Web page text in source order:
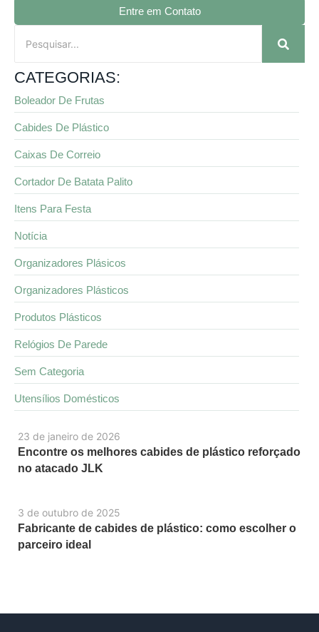
23 de janeiro de 2026
Encontre os melhores cabides de plástico reforçado
no atacado JLK
3 de outubro de 2025
Fabricante de cabides de plástico: como escolher o
parceiro ideal
Entre em Contato
CATEGORIAS:
Boleador De Frutas
Cabides De Plástico
Caixas De Correio
Cortador De Batata Palito
Itens Para Festa
Notícia
Organizadores Plásicos
Organizadores Plásticos
Produtos Plásticos
Relógios De Parede
Sem Categoria
Utensílios Domésticos